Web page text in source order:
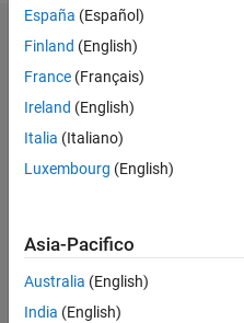
Dashboard
M…
CONTRIBUTI L
1
España (Español)
Finland (English)
France (Français)
Ireland (English)
Italia (Italiano)
Luxembourg (English)
Asia-Pacifico
Australia (English)
India (English)